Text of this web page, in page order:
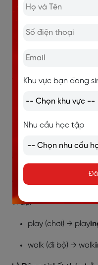
bằng /t/ hoặc
(/ˈniːdɪd/),
XEM THÊM:
MẤT GỐC TIẾNG
TRỌN BỘ TÀI LIỆU
5.2. Thêm -ing
a) Thông thường:
Ví dụ:
play (chơi) → play
walk (đi bộ) → walk
Khu vực bạn đang
Nhu cầu học tập